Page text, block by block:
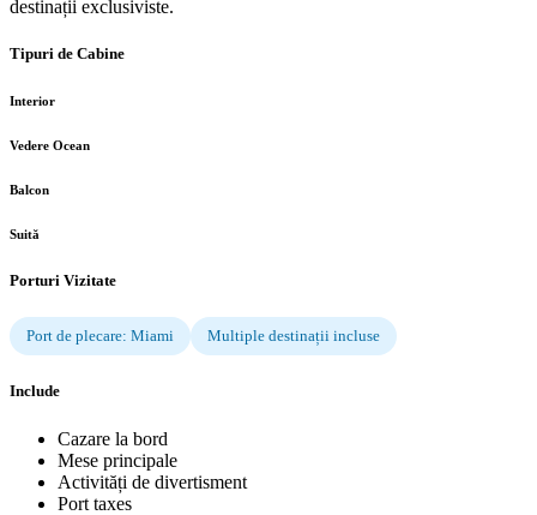
destinații exclusiviste.
Tipuri de Cabine
Interior
Vedere Ocean
Balcon
Suită
Porturi Vizitate
Port de plecare: Miami Multiple destinații incluse
Include
Cazare la bord
Mese principale
Activități de divertisment
Port taxes